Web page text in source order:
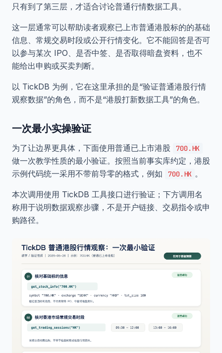
只有到了第三层，才适合讨论普通行情数据工具。
这一层通常可以帮助读者观察已上市普通港股标的的基础
信息、常规交易时段或公开行情变化。它不能回答是否可
以参与某次 IPO、是否中签、是否取得暗盘资料，也不
能给出申购或买卖判断。
以 TickDB 为例，它在这里承担的是“验证普通港股行情
观察数据”的角色，而不是“港股打新数据工具”的角色。
一次最小实操验证
为了让边界更具体，下面使用普通已上市港股 700.HK
做一次教学性质的最小验证。按照当前事实库约定，港股
示例代码统一采用不带前导零的格式，例如
700.HK 。
本次调用使用 TickDB 工具接口进行验证；下方调用名
称用于说明数据观察步骤，不是开户链接、交易指令或申
购路径。